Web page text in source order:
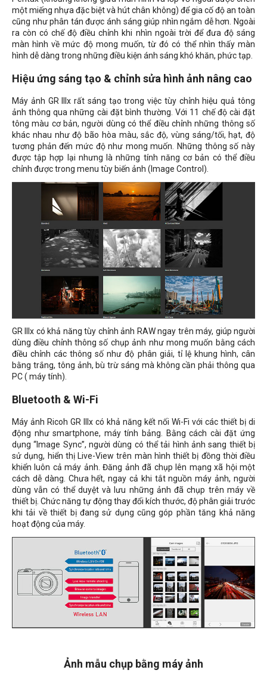
một miếng nhựa đặc biệt và hút chân không) để gia cố độ an toàn
cũng như phân tán được ánh sáng giúp nhìn ngắm dễ hơn. Ngoài
ra còn có chế độ điều chỉnh khi nhìn ngoài trời để đưa độ sáng
màn hình về mức độ mong muốn, từ đó có thể nhìn thấy màn
hình dễ dàng trong những điều kiện ánh sáng khó khăn, phức tạp.
Hiệu ứng sáng tạo & chỉnh sửa hình ảnh nâng cao
Máy ảnh GR IIIx rất sáng tạo trong việc tùy chỉnh hiệu quả tông
ảnh thông qua những cài đặt bình thường. Với 11 chế độ cài đặt
tông màu cơ bản, người dùng có thể điều chỉnh những thông số
khác nhau như độ bão hòa màu, sắc độ, vùng sáng/tối, hạt, độ
tương phản đến mức độ như mong muốn. Những thông số này
được tập hợp lại nhưng là những tính năng cơ bản có thể điều
chỉnh được trong menu tùy biến ảnh (Image Control).
GR IIIx có khả năng tùy chỉnh ảnh RAW ngay trên máy, giúp người
dùng điều chỉnh thông số chụp ảnh như mong muốn bằng cách
điều chỉnh các thông số như độ phân giải, tỉ lệ khung hình, cân
bằng trắng, tông ảnh, bù trừ sáng mà không cần phải thông qua
PC ( máy tính).
Bluetooth & Wi-Fi
Máy ảnh Ricoh GR IIIx có khả năng kết nối Wi-Fi với các thiết bị di
động như smartphone, máy tính bảng. Bằng cách cài đặt ứng
dụng “Image Sync”, người dùng có thể tải hình ảnh sang thiết bị
sử dụng, hiển thị Live-View trên màn hình thiết bị đồng thời điều
khiển luôn cả máy ảnh. Đăng ảnh đã chụp lên mạng xã hội một
cách dễ dàng. Chưa hết, ngay cả khi tắt nguồn máy ảnh, người
dùng vẫn có thể duyệt và lưu những ảnh đã chụp trên máy về
thiết bị. Chức năng tự động thay đổi kích thước, độ phân giải trước
khi tải về thiết bị đang sử dụng cũng góp phần tăng khả năng
hoạt động của máy.
Ảnh mẫu chụp bằng máy ảnh